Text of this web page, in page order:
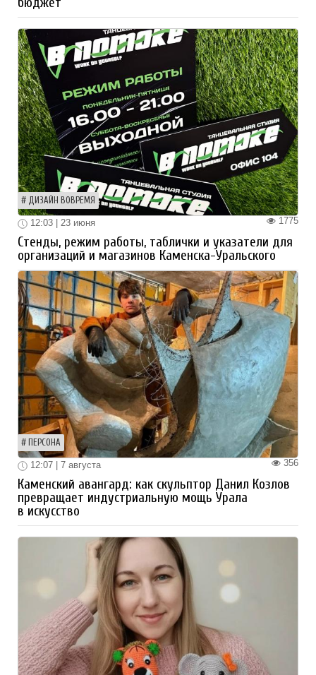
бюджет
ДИЗАЙН ВОВРЕМЯ
1775
12:03 | 23 июня
Стенды, режим работы, таблички и указатели для
организаций и магазинов Каменска-Уральского
ПЕРСОНА
356
12:07 | 7 августа
Каменский авангард: как скульптор Данил Козлов
превращает индустриальную мощь Урала
в искусство